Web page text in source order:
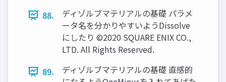
88.
ディゾルブマテリアルの基礎 パラメ
ータ名を分かりやすいようDissolve
にしたり ©2020 SQUARE ENIX CO.,
LTD. All Rights Reserved.
89.
ディゾルブマテリアルの基礎 直感的